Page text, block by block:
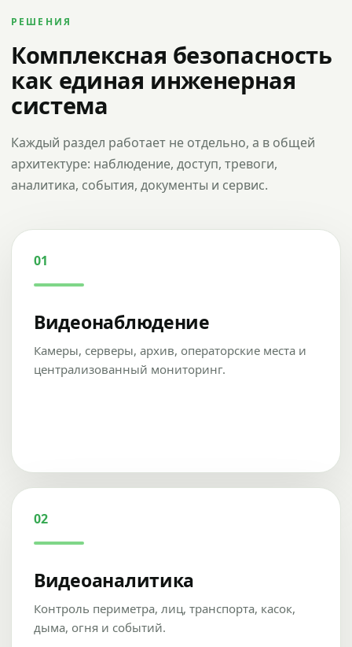
РЕШЕНИЯ
Комплексная безопасность
как единая инженерная
система
Каждый раздел работает не отдельно, а в общей
архитектуре: наблюдение, доступ, тревоги,
аналитика, события, документы и сервис.
01
Видеонаблюдение
Камеры, серверы, архив, операторские места и
централизованный мониторинг.
02
Видеоаналитика
Контроль периметра, лиц, транспорта, касок,
дыма, огня и событий.